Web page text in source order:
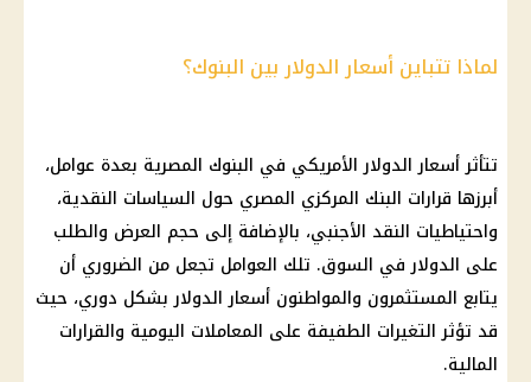
لماذا تتباين أسعار الدولار بين البنوك؟
تتأثر أسعارالدولار الأمريكي في البنوك المصرية بعدة عوامل،
أبرزها قرارات البنك المركزي المصري حول السياسات النقدية،
واحتياطيات النقد الأجنبي، بالإضافة إلى حجم العرض والطلب
على الدولارفي السوق. تلك العوامل تجعل من الضروري أن
يتابع المستثمرون والمواطنون أسعار الدولاربشكل دوري، حيث
قد تؤثر التغيرات الطفيفة على المعاملات اليومية والقرارات
المالية.